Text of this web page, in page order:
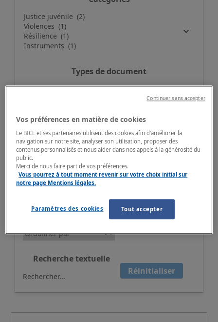
Types de document
Mots-clés
Ordre des résultats
Recherche textuelle
Réinitialiser
Vos préférences en matière de cookies
Le BICE et ses partenaires utilisent des cookies afin d’améliorer la
navigation sur notre site, analyser son utilisation, proposer des
contenus personnalisés et nous aider dans nos appels à la générosité du
public.
Merci de nous faire part de vos préférences.
Vous pourrez à tout moment revenir sur votre choix initial sur
notre page Mentions légales.
Tout accepter
Paramètres des cookies
Continuer sans accepter